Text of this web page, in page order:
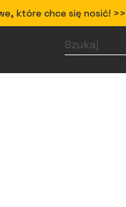
które chce się nosić!